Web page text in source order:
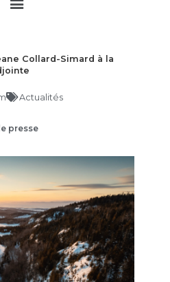
Collard-Simard à la
Actualités
presse